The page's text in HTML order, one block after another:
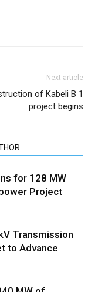
Next article
of Kabeli B 1
project begins
for 128 MW
Project
Transmission
to Advance